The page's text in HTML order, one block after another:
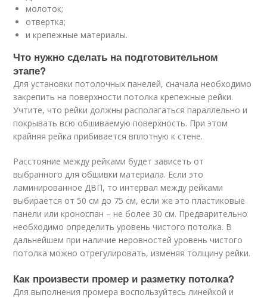
молоток;
отвертка;
и крепежные материалы.
Что нужно сделать на подготовительном
этапе?
Для установки потолочных панелей, сначала необходимо
закрепить на поверхности потолка крепежные рейки.
Учтите, что рейки должны располагаться параллельно и
покрывать всю обшиваемую поверхность. При этом
крайняя рейка прибивается вплотную к стене.
Расстояние между рейками будет зависеть от
выбранного для обшивки материала. Если это
ламинированное ДВП, то интервал между рейками
выбирается от 50 см до 75 см, если же это пластиковые
панели или кроноспан – не более 30 см. Предварительно
необходимо определить уровень чистого потолка. В
дальнейшем при наличие неровностей уровень чистого
потолка можно отрегулировать, изменяя толщину рейки.
Как произвести промер и разметку потолка?
Для выполнения промера воспользуйтесь линейкой и